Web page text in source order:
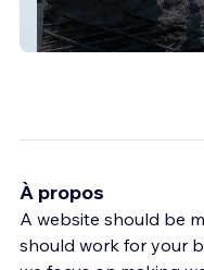
KOME Waterproofing
À propos
A website should be
should work for your